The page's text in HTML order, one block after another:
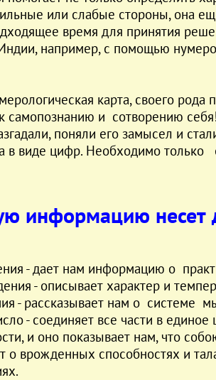
или слабые стороны, она
время для принятия
например, с помощью
карта, своего рода
самопознанию и сотворению
поняли его замысел и
в виде цифр. Необходимо только
информацию несет
- дает нам информацию о
- описывает характер и
- рассказывает нам о системе
- соединяет все части в
и оно показывает нам, что
о врожденных способностях и